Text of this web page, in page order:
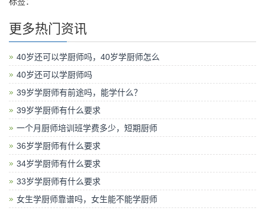
更多热门资讯
40岁还可以学厨师吗，40岁学厨师怎么
40岁还可以学厨师吗
39岁学厨师有前途吗，能学什么？
39岁学厨师有什么要求
一个月厨师培训班学费多少，短期厨师
36岁学厨师有什么要求
34岁学厨师有什么要求
33岁学厨师有什么要求
女生学厨师靠谱吗，女生能不能学厨师